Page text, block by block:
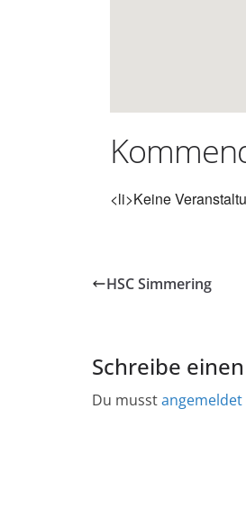
<li>Keine
HSC Simmering
Schreibe
Du musstangemeldet